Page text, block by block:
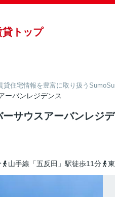
貸トップ
住宅情報を豊富に取り扱う
ーバンレジデンス
サウスアーバンレジ
山手線「五反田」駅徒歩11分